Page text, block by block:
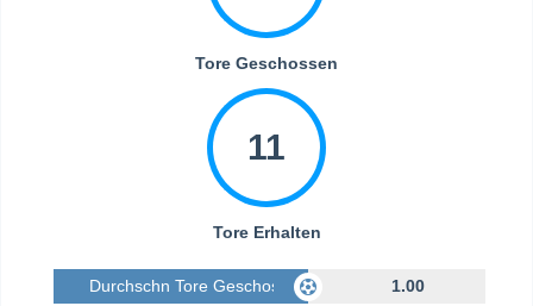
Tore Geschossen
11
Tore Erhalten
Durchschn Tore Geschossen 1.00